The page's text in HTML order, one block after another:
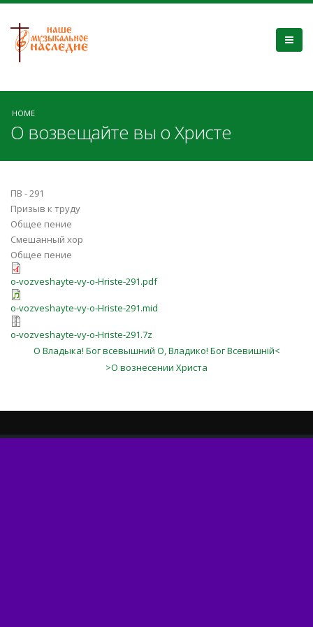
HOME
О возвещайте вы о Христе
ПВ - 291
Призыв к труду
Общее пение
Смешанный хор
Общее пение
o-vozveshayte-vy-o-Hriste-291.pdf
o-vozveshayte-vy-o-Hriste-291.mid
o-vozveshayte-vy-o-Hriste-291.7z
О Владыка! Бог всевышний О, Владико! Бог Всевишній<
>О вознесении Христа